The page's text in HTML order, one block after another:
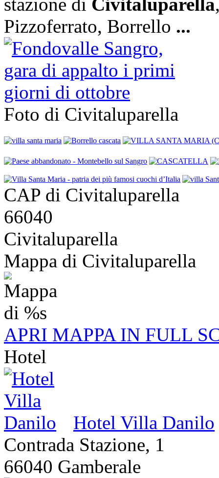
Pizzoferrato, Borrello ...
Foto di Civitaluparella
CAP di Civitaluparella
66040
Civitaluparella
Mappa di Civitaluparella
APRI MAPPA IN FULL
Hotel
Hotel Villa Danilo
Contrada Stazione, 1
66040 Gamberale